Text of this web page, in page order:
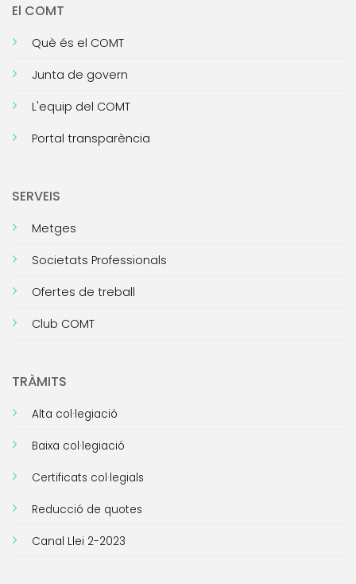
El COMT
Què és el COMT
Junta de govern
L'equip del COMT
Portal transparència
SERVEIS
Metges
Societats Professionals
Ofertes de treball
Club COMT
TRÀMITS
Alta col·legiació
Baixa col·legiació
Certificats col·legials
Reducció de quotes
Canal Llei 2-2023